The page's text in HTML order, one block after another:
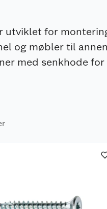
utviklet for
og møbler til
med senkhode